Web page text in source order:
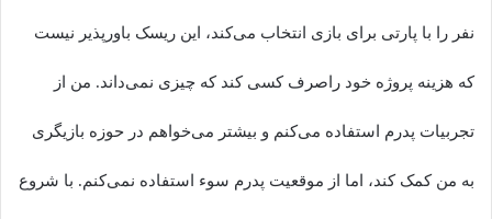
نفر را با پارتی برای بازی انتخاب می‌کند، این ریسک باورپذیر نیست
که هزینه پروژه خود راصرف کسی کند که چیزی نمی‌داند. من از
تجربیات پدرم استفاده می‌کنم و بیشتر می‌خواهم در حوزه بازیگری
به من کمک کند، اما از موقعیت پدرم سوء استفاده نمی‌کنم. با شروع